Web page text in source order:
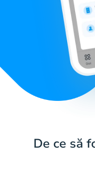
De ce să